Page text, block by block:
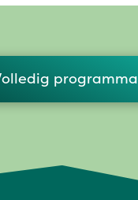
programma